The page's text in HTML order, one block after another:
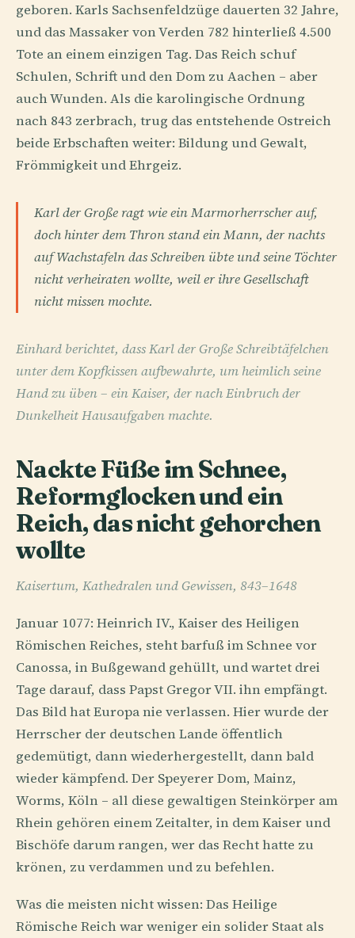
geboren. Karls Sachsenfeldzüge dauerten 32 Jahre,
und das Massaker von Verden 782 hinterließ 4.500
Tote an einem einzigen Tag. Das Reich schuf
Schulen, Schrift und den Dom zu Aachen – aber
auch Wunden. Als die karolingische Ordnung
nach 843 zerbrach, trug das entstehende Ostreich
beide Erbschaften weiter: Bildung und Gewalt,
Frömmigkeit und Ehrgeiz.
Karl der Große ragt wie ein Marmorherrscher auf,
doch hinter dem Thron stand ein Mann, der nachts
auf Wachstafeln das Schreiben übte und seine Töchter
nicht verheiraten wollte, weil er ihre Gesellschaft
nicht missen mochte.
Einhard berichtet, dass Karl der Große Schreibtäfelchen
unter dem Kopfkissen aufbewahrte, um heimlich seine
Hand zu üben – ein Kaiser, der nach Einbruch der
Dunkelheit Hausaufgaben machte.
Nackte Füße im Schnee,
Reformglocken und ein
Reich, das nicht gehorchen
wollte
Kaisertum, Kathedralen und Gewissen, 843–1648
Januar 1077: Heinrich IV., Kaiser des Heiligen
Römischen Reiches, steht barfuß im Schnee vor
Canossa, in Bußgewand gehüllt, und wartet drei
Tage darauf, dass Papst Gregor VII. ihn empfängt.
Das Bild hat Europa nie verlassen. Hier wurde der
Herrscher der deutschen Lande öffentlich
gedemütigt, dann wiederhergestellt, dann bald
wieder kämpfend. Der Speyerer Dom, Mainz,
Worms, Köln – all diese gewaltigen Steinkörper am
Rhein gehören einem Zeitalter, in dem Kaiser und
Bischöfe darum rangen, wer das Recht hatte zu
krönen, zu verdammen und zu befehlen.
Was die meisten nicht wissen: Das Heilige
Römische Reich war weniger ein solider Staat als